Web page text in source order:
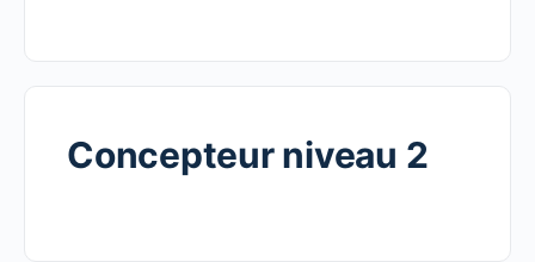
Concepteur niveau 2